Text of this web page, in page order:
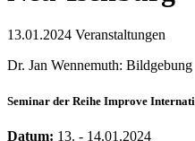
13.01.2024 Veranstaltungen
Dr. Jan Wennemuth: Bildgebung
Seminar der Reihe Improve
Datum: 13. - 14.01.2024